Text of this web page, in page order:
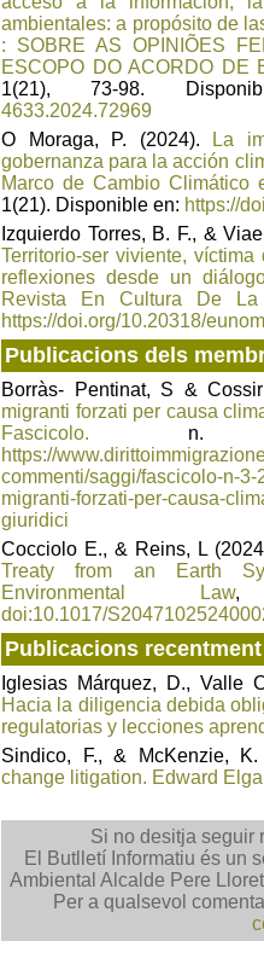
ambientales: a propósito de
: SOBRE AS OPINIÕES
ESCOPO DO ACORDO DE
1(21), 73-98.
4633.2024.72969
O Moraga, P. (2024).
La
gobernanza para la acción
Marco de Cambio Climático
1(21). Disponible en: https://
Izquierdo Torres, B. F., &
Territorio-ser viviente,
reflexiones desde un
Revista En Cultura De La
https://doi.org/10.20318/
Publicacions dels
Borràs- Pentinat, S &
migranti forzati per causa
Fascicolo. n. 3
https://
commenti/saggi/fascicolo-n-
migranti-forzati-per-causa-
giuridici
Cocciolo E., & Reins, L
Treaty from an Earth
Environmental Law,
doi:10.1017/
Publicacions
Iglesias Márquez, D., Valle
Hacia la diligencia debida
regulatorias y lecciones
Sindico, F., & McKenzie,
change litigation. Edward
Si no desitja seguir
El Butlletí Informatiu és un
Ambiental Alcalde Pere
Per a qualsevol